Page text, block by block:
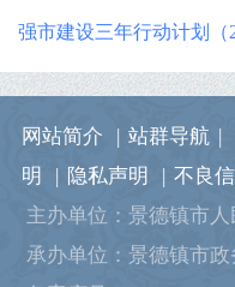
强市建设三年行动计划
网站简介 站群导航
明
隐私声明
不良
主办单位：景德镇市
承办单位：景德镇市